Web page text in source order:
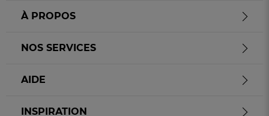
À PROPOS
NOS SERVICES
AIDE
INSPIRATION